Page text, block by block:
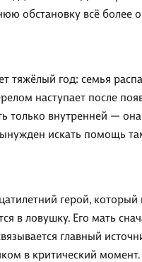
обстановку всё более
тяжёлый год: семья
наступает после
только внутренней —
искать помощь
герой,
в ловушку. Его мать
главный
в критический